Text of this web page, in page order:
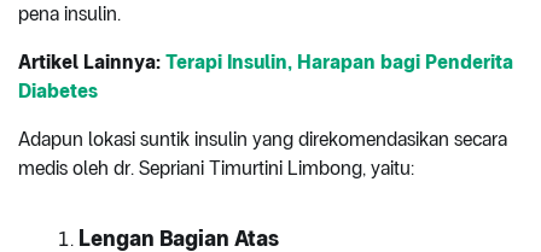
pena insulin.
Artikel Lainnya: Terapi Insulin, Harapan bagi Penderita
Diabetes
Adapun lokasi suntik insulin yang direkomendasikan secara
medis oleh dr. Sepriani Timurtini Limbong, yaitu:
Lengan Bagian Atas